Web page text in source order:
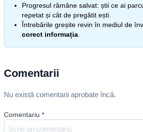
Progresul rămâne salvat: știi ce ai
repetat și cât de pregătit ești.
Întrebările greșite revin în mediul de
corect informația
Comentarii
Nu există comentarii aprobate încă.
Comentariu *